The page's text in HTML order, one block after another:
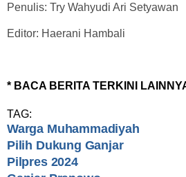
Penulis: Try Wahyudi Ari Setyawan
Editor: Haerani Hambali
* BACA BERITA TERKINI
TAG:
Warga Muhammadiyah
Pilih Dukung Ganjar
Pilpres 2024